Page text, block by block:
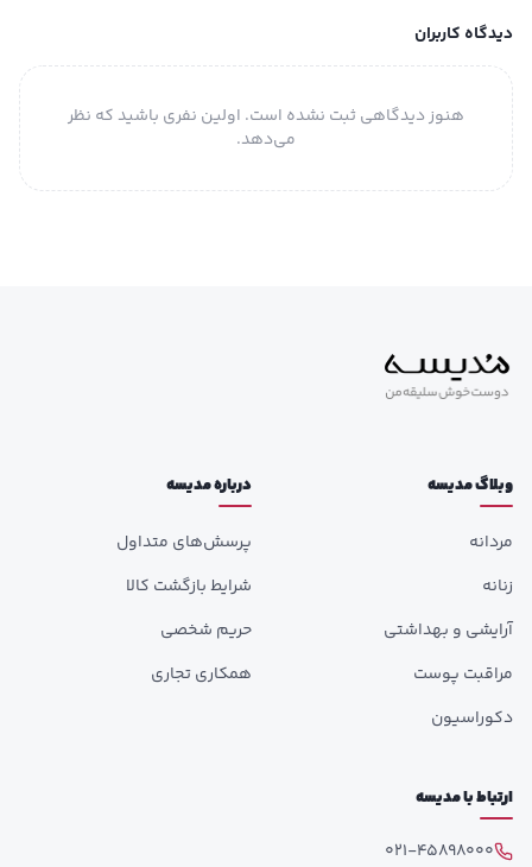
دیدگاه کاربران
هنوز دیدگاهی ثبت نشده است. اولین نفری باشید که نظر
می‌دهد.
وبلاگ مدیسه
مردانه
زنانه
آرایشی و بهداشتی
مراقبت پوست
دکوراسیون
درباره مدیسه
پرسش‌های متداول
شرایط بازگشت کالا
حریم شخصی
همکاری تجاری
ارتباط با مدیسه
021-45898000